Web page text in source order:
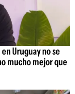
Uruguay no se
mucho mejor que